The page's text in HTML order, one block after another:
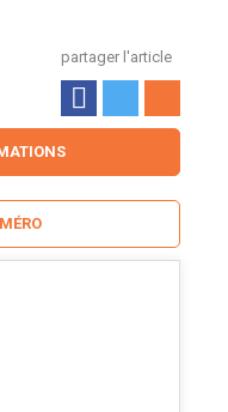
partager l'article